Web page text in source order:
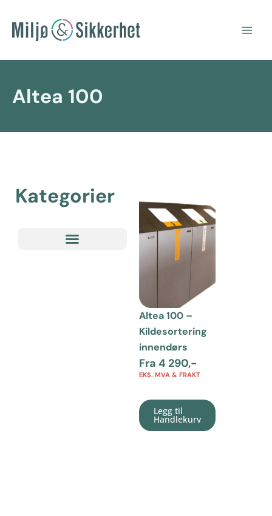
rett
Altea 100
Kategorier
Altea 100 –
Kildesortering
innendørs
Fra 4 290,-
EKS. MVA & FRAKT
Legg til
Handlekurv